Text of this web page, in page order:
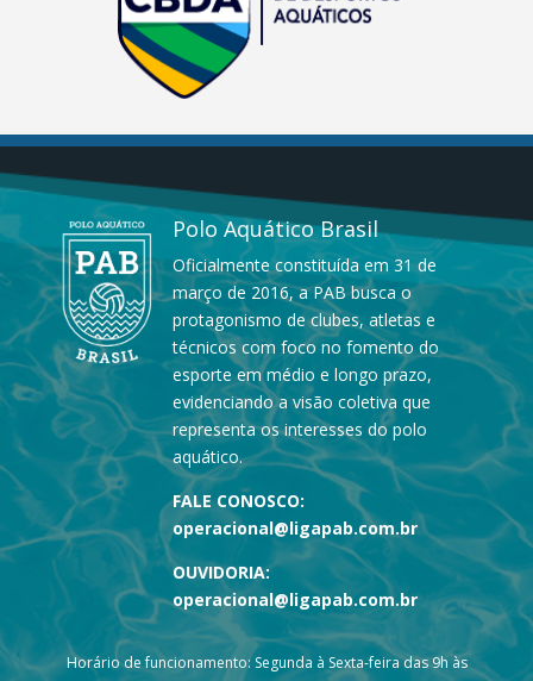
Polo Aquático Brasil
Oficialmente constituída em 31 de
março de 2016, a PAB busca o
protagonismo de clubes, atletas e
técnicos com foco no fomento do
esporte em médio e longo prazo,
evidenciando a visão coletiva que
representa os interesses do polo
aquático.
FALE CONOSCO:
operacional@ligapab.com.br
OUVIDORIA:
operacional@ligapab.com.br
Horário de funcionamento: Segunda à Sexta-feira das 9h às